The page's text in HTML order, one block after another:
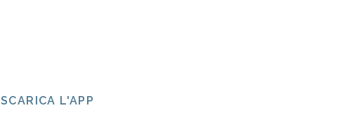
SCARICA L'APP